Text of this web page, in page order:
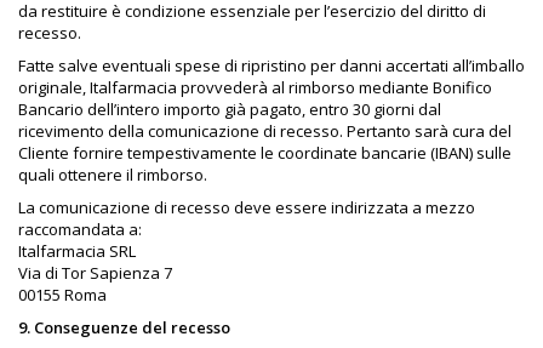
da restituire è condizione essenziale per l’esercizio del diritto di
recesso.
Fatte salve eventuali spese di ripristino per danni accertati all’imballo
originale, Italfarmacia provvederà al rimborso mediante Bonifico
Bancario dell’intero importo già pagato, entro 30 giorni dal
ricevimento della comunicazione di recesso. Pertanto sarà cura del
Cliente fornire tempestivamente le coordinate bancarie (IBAN) sulle
quali ottenere il rimborso.
La comunicazione di recesso deve essere indirizzata a mezzo
raccomandata a:
Italfarmacia SRL
Via di Tor Sapienza 7
00155 Roma
9. Conseguenze del recesso